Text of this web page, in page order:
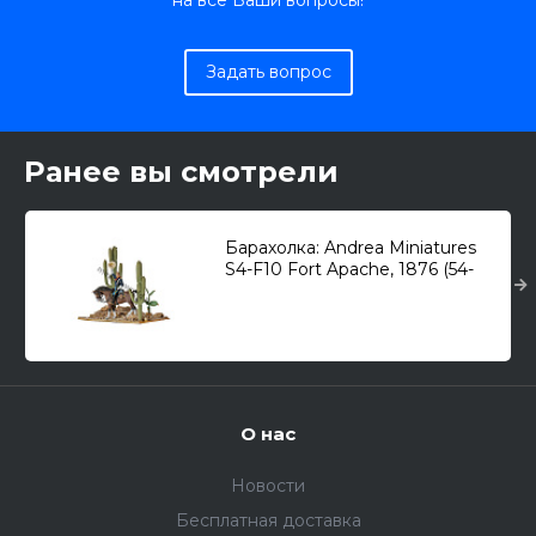
Задать вопрос
Ранее вы смотрели
Барахолка: Andrea Miniatures
S4-F10 Fort Apache, 1876 (54-
О нас
Новости
Бесплатная доставка